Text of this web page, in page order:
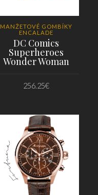
MANŽETOVÉ GOMBÍKY
ENCALADE
DC Comics
Superheroes
Wonder Woman
256.25€